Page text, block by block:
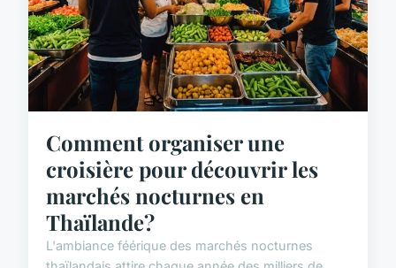
Comment organiser une
croisière pour découvrir les
marchés nocturnes en
Thaïlande?
L'ambiance féérique des marchés nocturnes